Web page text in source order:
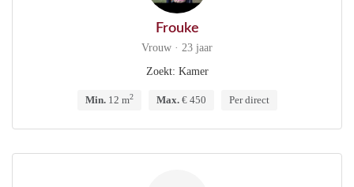
Frouke
Vrouw · 23 jaar
Zoekt: Kamer
Min.12 m2 Max.€ 450 Per direct